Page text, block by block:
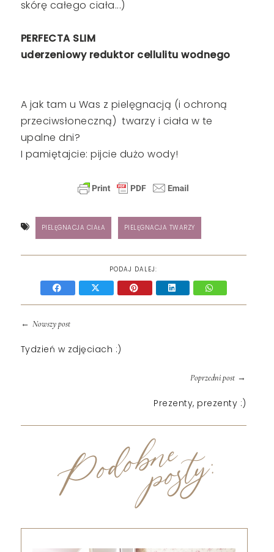
skórę całego ciała...)
PERFECTA SLIM
uderzeniowy reduktor cellulitu wodnego
A jak tam u Was z pielęgnacją (i ochroną
przeciwsłoneczną) twarzy i ciała w te
upalne dni?
I pamiętajcie: pijcie dużo wody!
PIELĘGNACJA CIAŁA PIELĘGNACJA TWARZY
PODAJ DALEJ:
← Nowszy post
Tydzień w zdjęciach :)
Poprzedni post→
Prezenty, prezenty :)